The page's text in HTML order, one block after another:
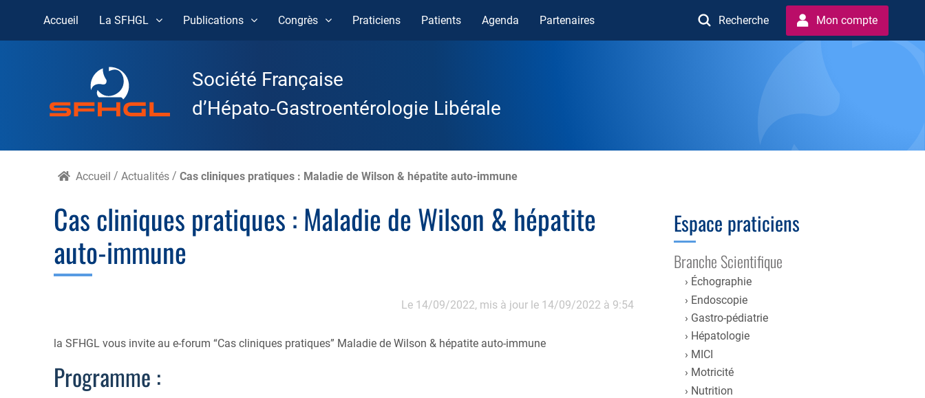
Skip
Accueil La SFHGL Publications Congrès Praticiens Patients Agenda Partenaires Recherche Mon compte
Société Française
d’Hépato‑Gastroentérologie Libérale
Accueil /Actualités /Cas cliniques pratiques : Maladie de Wilson & hépatite auto-immune
Cas cliniques pratiques : Maladie de Wilson & hépatite
auto-immune
Le 14/09/2022, mis à jour le 14/09/2022 à 9:54
la SFHGL vous invite au e-forum “Cas cliniques pratiques” Maladie de Wilson & hépatite auto-immune
Programme :
Espace praticiens
Branche Scientifique
Échographie
Endoscopie
Gastro-pédiatrie
Hépatologie
MICI
Motricité
Nutrition